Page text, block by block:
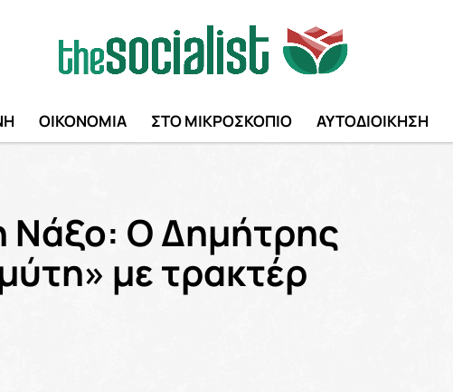
ΟΙΚΟΝΟΜΙΑ ΣΤΟ ΜΙΚΡΟΣΚΟΠΙΟ ΑΥΤΟΔΙΟΙΚΗΣΗ
Νάξο: O Δημήτρης
με τρακτέρ